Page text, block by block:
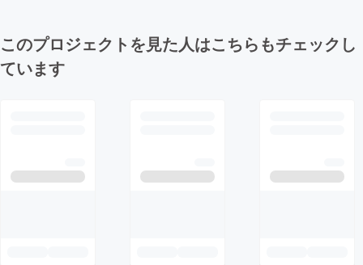
このプロジェクトを見た人はこちらもチェックし
ています